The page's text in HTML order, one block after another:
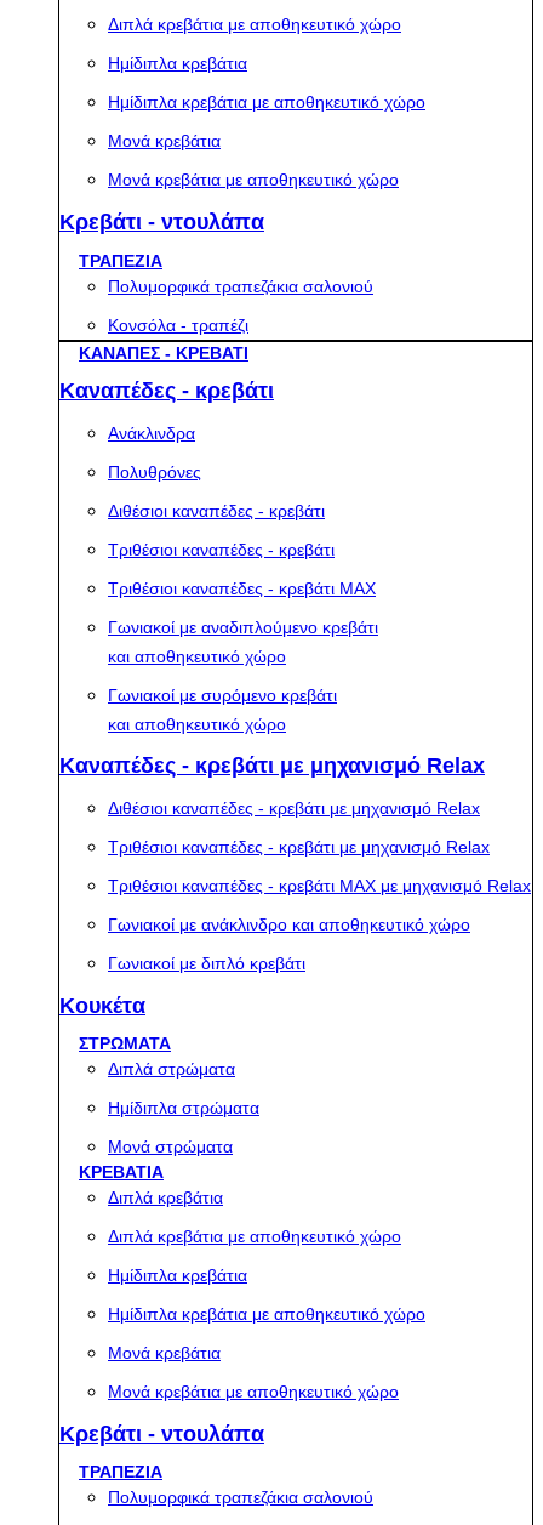
Διπλά κρεβάτια με αποθηκευτικό χώρο
Ημίδιπλα κρεβάτια
Ημίδιπλα κρεβάτια με αποθηκευτικό χώρο
Μονά κρεβάτια
Μονά κρεβάτια με αποθηκευτικό χώρο
Κρεβάτι - ντουλάπα
ΤΡΑΠΕΖΙΑ
Πολυμορφικά τραπεζάκια σαλονιού
Κονσόλα - τραπέζι
ΚΑΝΑΠΕΣ - ΚΡΕΒΑΤΙ
Καναπέδες - κρεβάτι
Ανάκλινδρα
Πολυθρόνες
Διθέσιοι καναπέδες - κρεβάτι
Τριθέσιοι καναπέδες - κρεβάτι
Τριθέσιοι καναπέδες - κρεβάτι MAX
Γωνιακοί με αναδιπλούμενο κρεβάτι
και αποθηκευτικό χώρο
Γωνιακοί με συρόμενο κρεβάτι
και αποθηκευτικό χώρο
Καναπέδες - κρεβάτι με μηχανισμό Relax
Διθέσιοι καναπέδες - κρεβάτι με μηχανισμό Relax
Τριθέσιοι καναπέδες - κρεβάτι με μηχανισμό Relax
Τριθέσιοι καναπέδες - κρεβάτι MAX με μηχανισμό Relax
Γωνιακοί με ανάκλινδρο και αποθηκευτικό χώρο
Γωνιακοί με διπλό κρεβάτι
Κουκέτα
ΣΤΡΩΜΑΤΑ
Διπλά στρώματα
Ημίδιπλα στρώματα
Μονά στρώματα
ΚΡΕΒΑΤΙΑ
Διπλά κρεβάτια
Διπλά κρεβάτια με αποθηκευτικό χώρο
Ημίδιπλα κρεβάτια
Ημίδιπλα κρεβάτια με αποθηκευτικό χώρο
Μονά κρεβάτια
Μονά κρεβάτια με αποθηκευτικό χώρο
Κρεβάτι - ντουλάπα
ΤΡΑΠΕΖΙΑ
Πολυμορφικά τραπεζάκια σαλονιού